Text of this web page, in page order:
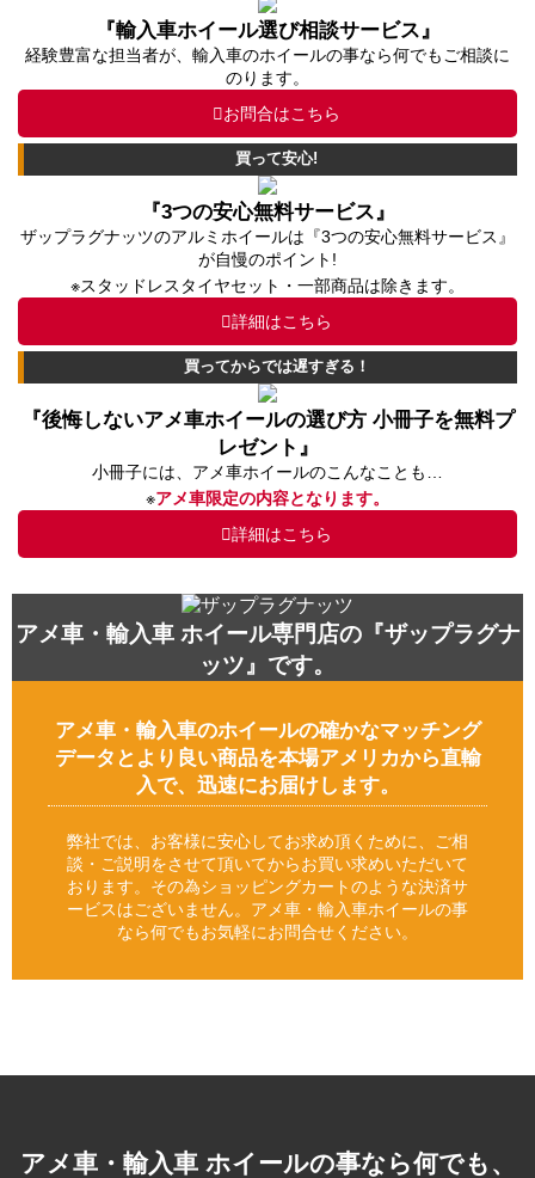
『輸入車ホイール選び相談サービス』
経験豊富な担当者が、輸入車のホイールの事なら何でもご相談に
のります。
お問合はこちら
買って安心!
『3つの安心無料サービス』
ザップラグナッツのアルミホイールは『3つの安心無料サービス』
が自慢のポイント!
※スタッドレスタイヤセット・一部商品は除きます。
詳細はこちら
買ってからでは遅すぎる！
『後悔しないアメ車ホイールの選び方 小冊子を無料プ
レゼント』
小冊子には、アメ車ホイールのこんなことも…
※アメ車限定の内容となります。
詳細はこちら
アメ車・輸入車 ホイール専門店の『ザップラグナ
ッツ』です。
アメ車・輸入車のホイールの確かなマッチング
データとより良い商品を本場アメリカから直輸
入で、迅速にお届けします。
弊社では、お客様に安心してお求め頂くために、ご相
談・ご説明をさせて頂いてからお買い求めいただいて
おります。その為ショッピングカートのような決済サ
ービスはございません。アメ車・輸入車ホイールの事
なら何でもお気軽にお問合せください。
アメ車・輸入車 ホイールの事なら何でも、